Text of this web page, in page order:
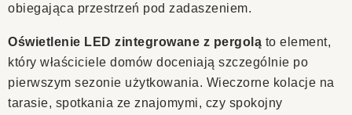
obiegająca przestrzeń pod zadaszeniem.
Oświetlenie LED zintegrowane z pergolą to element,
który właściciele domów doceniają szczególnie po
pierwszym sezonie użytkowania. Wieczorne kolacje na
tarasie, spotkania ze znajomymi, czy spokojny